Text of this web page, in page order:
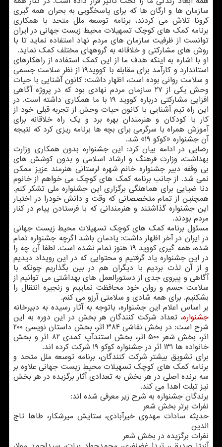
سازمان ها و ارگان ها که برای پاسخگویی به بحران همه گیری
کرونا تلاش می کردند، برنامه توسعه ملل متحد با همکاری
برنامه کمک های کوچک تسهیلات محیط زیست جهانی در ایران
توانست از ظرفیت سازمان های مردم نهاد استفاده نماید تا با
روش های مشارکتی و خلاقانه به گروههای مختلف کمک نماید.
او با اشاره به اینکه هدف ما از این کمک استفاده از راهکارهای
استاندارد و کارآمد برای مقابله با کووید۱۹ از نظر سلامت جسمی
و سلامت روانی بوده است، اظهار داشت: کانون آشنایی با حیات
وحش یکی از ۲۷ سازمان مردم نهادی بود که در پروژه آگاهی
افزایی مشارکتی درباره کووید ۱۹ با ما همکاری داشته است. در
این راه تیم آشنایی با کانون حیات وحش از تجربه قبلی خود از
کار با کودکان و هنرمندان بهره برد و یک راه خلاقانه برای
آموزش همراه با سرگرمی برای بچه ها برنامه ریزی کرد که نتیجه
آن جشنواره «کوکو ۱۹» شد.
رضایی در ادامه بیان کرد: این جشنواره بدون همکاری وزارت
بهداشت، وزارت فرهنگ و ارشاد اسلامی و بدون کوشش های
بی وقفه دبیر جشنواره خانم شهره لرستانی هنرمند عزیز ممکن
نمی شد. از جانب برنامه کمک های کوچک می خواهم از خانوم
دنا ضیایی برای هماهنگی برگزاری این جشنواره ملی تشکر کنم.
همچنین از تمام متخصصانی که وقت و دانش خودرا در اختیار
این جشنواره گذاشتند و هنرمندانی که با فرستادن پیام در کنار
مردم بودند.
مسئول برنامه کمک های کوچک تسهیلات محیط زیست جهانی
در ایران در آخر اظهار داشت: یادمان باشد اگرچه جشنواره تمام
شده، همه گیری کووید ۱۹ هنوز تمام نشده است. لطفا آن چه را
در این جشنواره یاد گرفتیم و محتوایی که در این رویداد دیدیم
و از آن لذت بردیم با دیگران هم در بین بگذاریم چونکه با
آگاهی و پیروی جدی از دستورالعمل های بهداشتی می توانیم از
سلامت جسم و روان خود محافظت نماییم و زنجیره انتقال را
بشکنیم. برای همه شادی و سلامتی آرزو می کنم.
بر اساس اعلام این جشنواره، باتوجه به آثار رسیده به دبیرخانه
جشنواره، تعداد شرکت کنندگان هر بخش در این دوره به این
شرح است: در بخش نقاشی ۳۸۴ اثر، بخش داستان نویسی ۲۰۰
اثر، بخش شعر ۵۰۰ اثر، بخش استندآپ کمدی ۸۲ اثر و بخش
خانواده ها ۱۳۱ اثر در جشنواره کوکو ۱۹ شرکت کرده اند.
برای تشویق بیشتر شرکت کنندگان، برنامه توسعه ملل متحد و
برنامه کمک های کوچک تسهیلات محیط زیست جهانی علاوه بر
سه برنده اصلی در هر بخش به تعدادی آثار برگزیده در هر بخش
نیز تبلت اهدا می کند.
برندگان جشنواره به شرح زیر معرفی شده اند:
نفرات برتر بخش شعر
حدیثه سادات مهدوی خیرآبادی، ستایش میرشکار، طاها تاج
الدین
نفرات برگزیده در بخش شعر